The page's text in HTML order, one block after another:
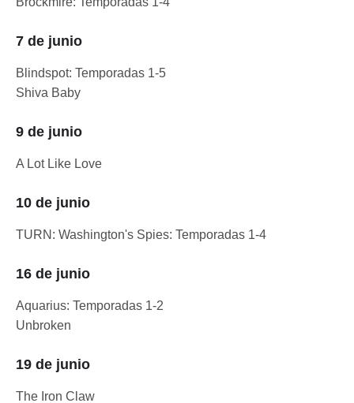
7 de junio
Blindspot: Temporadas 1-5
Shiva Baby
9 de junio
A Lot Like Love
10 de junio
TURN: Washington's Spies: Temporadas 1-4
16 de junio
Aquarius: Temporadas 1-2
Unbroken
19 de junio
The Iron Claw